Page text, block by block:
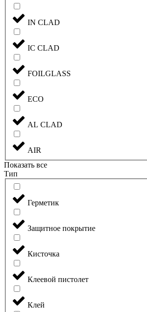
IN CLAD
IC CLAD
FOILGLASS
ECO
AL CLAD
AIR
Показать все
Тип
Герметик
Защитное покрытие
Кисточка
Клеевой пистолет
Клей